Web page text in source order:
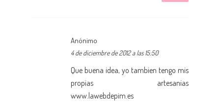
Anónimo
4 de diciembre de 2012 a las 15:50
Que buena idea, yo tambien tengo mis
propias artesanias
www.lawebdepim.es